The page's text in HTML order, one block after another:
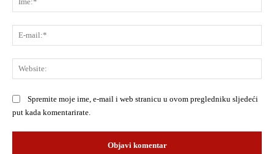
Spremite moje ime, e-mail i web stranicu u ovom pregledniku sljedeći
put kada komentarirate.